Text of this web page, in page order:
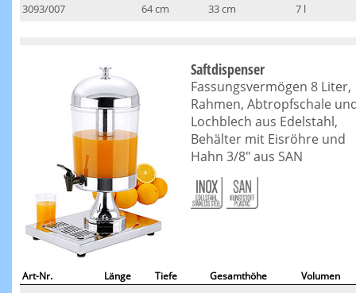
3093/007 64 cm 33 cm 7 l
Saftdispenser
Fassungsvermögen 8 Liter,
Rahmen, Abtropfschale
Lochblech aus Edelstahl,
Behälter mit Eisröhre und
Hahn 3/8" aus SAN
Art-Nr. Länge Tiefe Gesamthöhe Volumen